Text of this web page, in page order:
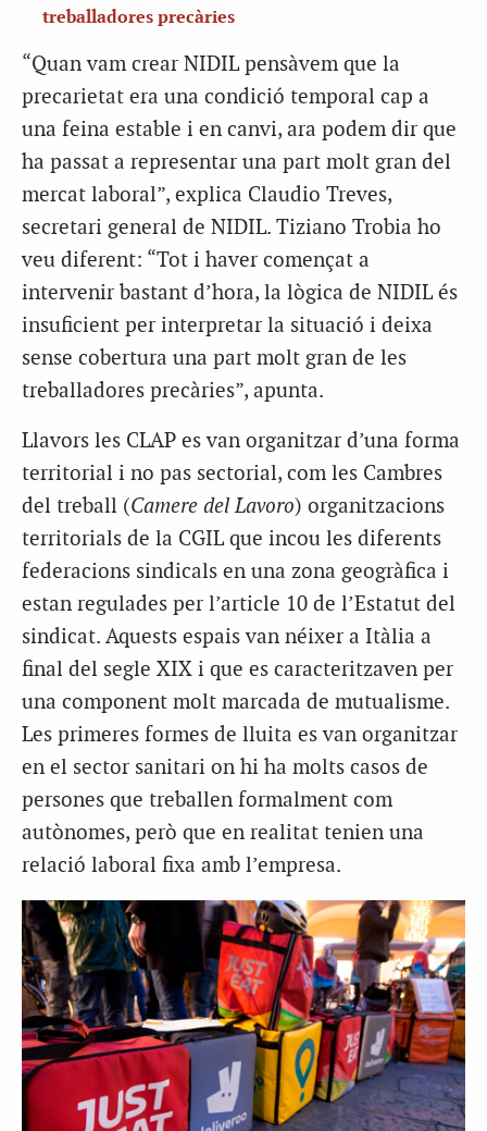
treballadores precàries
“Quan vam crear NIDIL pensàvem que la
precarietat era una condició temporal cap a
una feina estable i en canvi, ara podem dir que
ha passat a representar una part molt gran del
mercat laboral”, explica Claudio Treves,
secretari general de NIDIL. Tiziano Trobia ho
veu diferent: “Tot i haver començat a
intervenir bastant d’hora, la lògica de NIDIL és
insuficient per interpretar la situació i deixa
sense cobertura una part molt gran de les
treballadores precàries”, apunta.
Llavors les CLAP es van organitzar d’una forma
territorial i no pas sectorial, com les Cambres
del treball (Camere del Lavoro) organitzacions
territorials de la CGIL que incou les diferents
federacions sindicals en una zona geogràfica i
estan regulades per l’article 10 de l’Estatut del
sindicat. Aquests espais van néixer a Itàlia a
final del segle XIX i que es caracteritzaven per
una component molt marcada de mutualisme.
Les primeres formes de lluita es van organitzar
en el sector sanitari on hi ha molts casos de
persones que treballen formalment com
autònomes, però que en realitat tenien una
relació laboral fixa amb l’empresa.